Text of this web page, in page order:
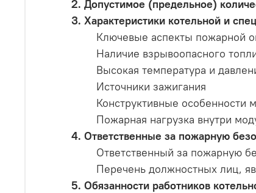
Допустимое (предельное)
Характеристики котельной и
Ключевые аспекты пожарной
Наличие взрывоопасного
Высокая температура и
Источники зажигания
Конструктивные особенности
Пожарная нагрузка внутри
Ответственные за пожарную
Ответственный за пожарную
Перечень должностных лиц,
Обязанности работников